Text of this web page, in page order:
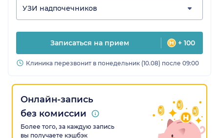
УЗИ надпочечников
Записаться на прием + 100
Клиника перезвонит в понедельник (10.08) после 09:00
Онлайн-запись
без комиссии
Более того, за каждую запись
вы получаете кэшбэк